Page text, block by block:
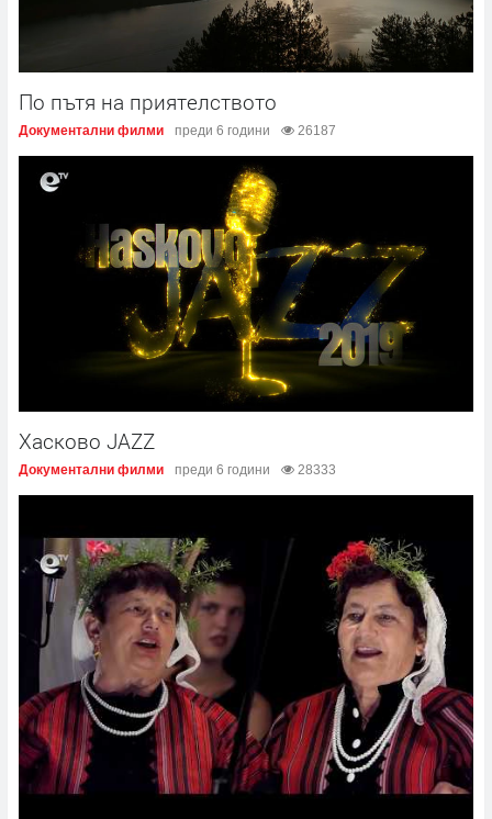
По пътя на приятелството
Документални филми преди 6 години 26187
Хасково JAZZ
Документални филми преди 6 години 28333